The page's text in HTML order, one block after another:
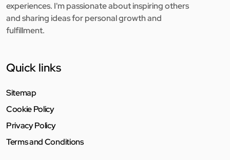
experiences. I'm passionate about inspiring others
and sharing ideas for personal growth and
fulfillment.
Quick links
Sitemap
Cookie Policy
Privacy Policy
Terms and Conditions